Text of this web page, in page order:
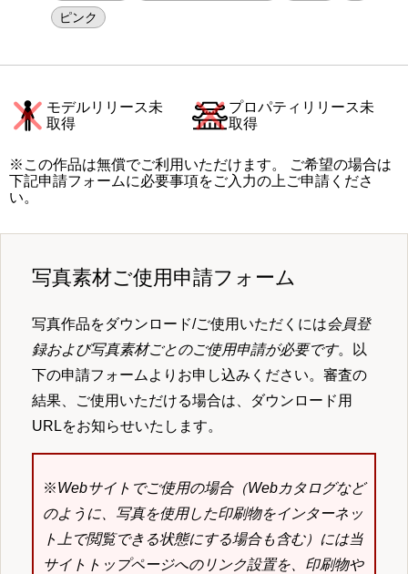
ピンク
モデルリリース未
取得
プロパティリリース未
取得
※この作品は無償でご利用いただけます。 ご希望の場合は
下記申請フォームに必要事項をご入力の上ご申請くださ
い。
写真素材ご使用申請フォーム
写真作品をダウンロード/ご使用いただくには会員登
録および写真素材ごとのご使用申請が必要です。以
下の申請フォームよりお申し込みください。審査の
結果、ご使用いただける場合は、ダウンロード用
URLをお知らせいたします。
※Webサイトでご使用の場合（Webカタログなど
のように、写真を使用した印刷物をインターネッ
ト上で閲覧できる状態にする場合も含む）には当
サイトトップページへのリンク設置を、印刷物や